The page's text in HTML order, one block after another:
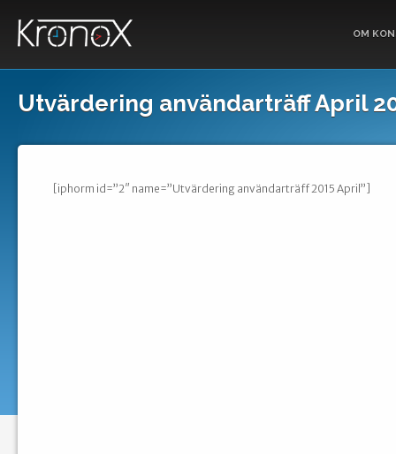
OM
Utvärdering användarträff April
[iphorm id=”2″ name=”Utvärdering användarträff 2015 April”]